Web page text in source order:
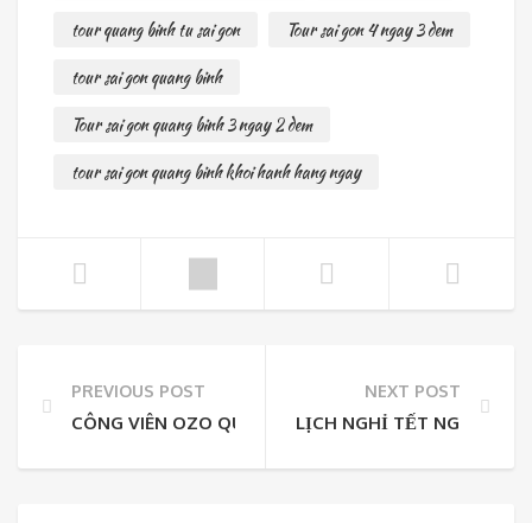
tour quang binh tu sai gon
Tour sai gon 4 ngay 3 dem
tour sai gon quang binh
Tour sai gon quang binh 3 ngay 2 dem
tour sai gon quang binh khoi hanh hang ngay
PREVIOUS POST
CÔNG VIÊN OZO QUẢNG BÌNH – ĐIỂM ĐẾN MƠI LẠ
NEXT POST
LỊCH NGHỈ TẾT NGUYÊN